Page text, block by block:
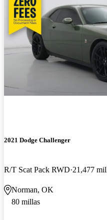
2021 Dodge Challenger
R/T Scat Pack RWD 21,477
Norman, OK
80 millas